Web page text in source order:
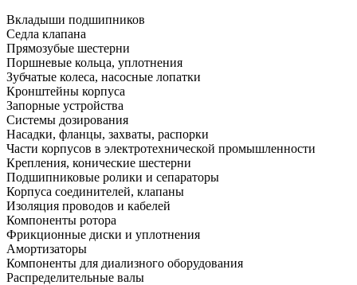
Вкладыши подшипников
Седла клапана
Прямозубые шестерни
Поршневые кольца, уплотнения
Зубчатые колеса, насосные лопатки
Кронштейны корпуса
Запорные устройства
Системы дозирования
Насадки, фланцы, захваты, распорки
Части корпусов в электротехнической промышленности
Крепления, конические шестерни
Подшипниковые ролики и сепараторы
Корпуса соединителей, клапаны
Изоляция проводов и кабелей
Компоненты ротора
Фрикционные диски и уплотнения
Амортизаторы
Компоненты для диализного оборудования
Распределительные валы